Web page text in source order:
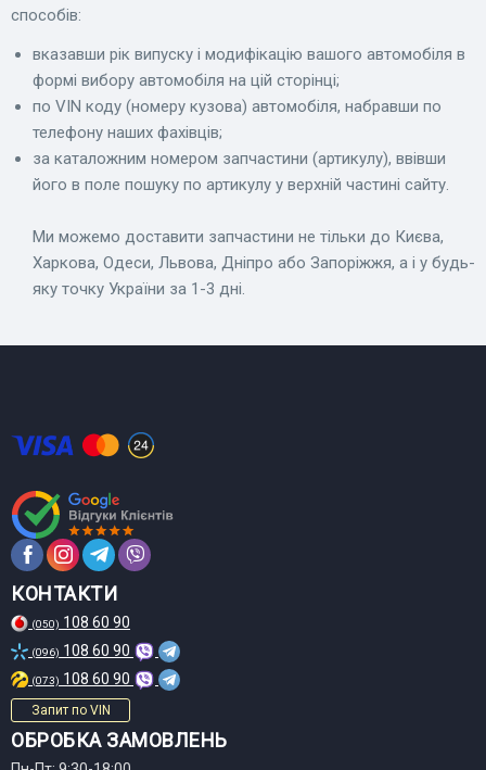
способів:
вказавши рік випуску і модифікацію вашого автомобіля в
формі вибору автомобіля на цій сторінці;
по VIN коду (номеру кузова) автомобіля, набравши по
телефону наших фахівців;
за каталожним номером запчастини (артикулу), ввівши
його в поле пошуку по артикулу у верхній частині сайту.
Ми можемо доставити запчастини не тільки до Києва,
Харкова, Одеси, Львова, Дніпро або Запоріжжя, а і у будь-
яку точку України за 1-3 дні.
КОНТАКТИ
(050) 108 60 90
(096) 108 60 90
(073) 108 60 90
Запит по VIN
ОБРОБКА ЗАМОВЛЕНЬ